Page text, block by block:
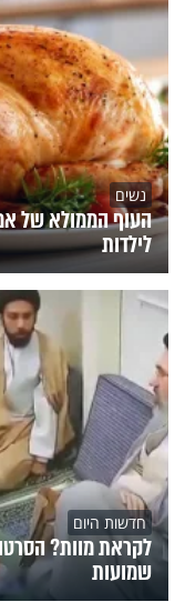
נשים
העוף הממולא של
לילדות
חדשות היום
לקראת מוות?
שמועות